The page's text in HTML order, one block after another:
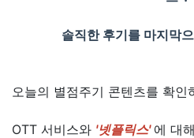
솔직한 후기를 마지막
오늘의 별점주기 콘텐츠를 확인
OTT 서비스와 '넷플릭스' 에 대